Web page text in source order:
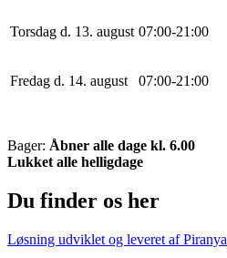
Torsdag d. 13. august 07:00-21 :00
Fredag d. 14. august 07:00-21 :00
Bager: Åbner alle dage kl. 6.00
Lukket alle helligdage
Du finder os her
Løsning udviklet og leveret afPiranya